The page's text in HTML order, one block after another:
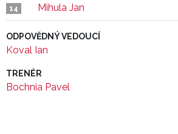
14 Mihula Jan
ODPOVĚDNÝ VEDOUCÍ
Koval Ian
TRENÉR
Bochnia Pavel